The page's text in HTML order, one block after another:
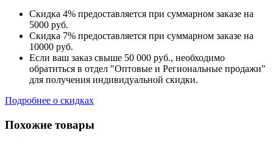
Скидка 4% предоставляется при суммарном заказе на
5000 руб.
Скидка 7% предоставляется при суммарном заказе на
10000 руб.
Если ваш заказ свыше 50 000 руб., необходимо
обратиться в отдел "Оптовые и Региональные продажи"
для получения индивидуальной скидки.
Подробнее о скидках
Похожие товары